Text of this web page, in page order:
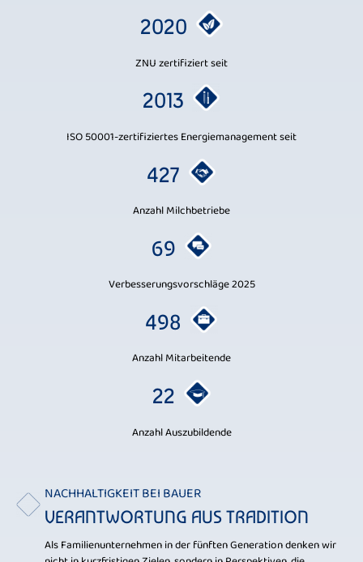
2020
ZNU zertifiziert seit
2013
ISO 50001-zertifiziertes Energiemanagement seit
427
Anzahl Milchbetriebe
69
Verbesserungsvorschläge 2025
498
Anzahl Mitarbeitende
22
Anzahl Auszubildende
NACHHALTIGKEIT BEI BAUER
VERANTWORTUNG AUS TRADITION
Als Familienunternehmen in der fünften Generation denken wir